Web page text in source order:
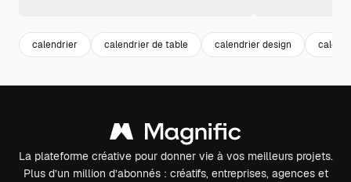
calendrier calendrier de table calendrier design
La plateforme créative pour donner vie à vos meilleurs projets.
Plus d’un million d’abonnés : créatifs, entreprises, agences et